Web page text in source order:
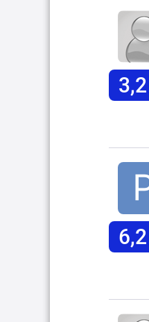
3,2
6,2